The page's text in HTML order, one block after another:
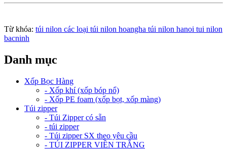
Từ khóa: túi nilon các loại túi nilon hoangha túi nilon hanoi tui nilon
bacninh
Danh mục
Xốp Bọc Hàng
- Xốp khí (xốp bóp nổ)
- Xốp PE foam (xốp bọt, xốp màng)
Túi zipper
- Túi Zipper có sẵn
- túi zipper
- Túi zipper SX theo yêu cầu
- TÚI ZIPPER VIỀN TRẮNG